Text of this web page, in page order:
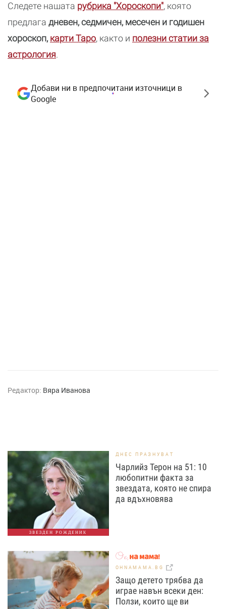
Следете нашата рубрика "Хороскопи", която
предлага дневен, седмичен, месечен и годишен
хороскоп, карти Таро, както и полезни статии за
астрология.
Добави ни в предпочитани източници в
Google
Редактор: Вяра Иванова
ЗВЕЗДЕН РОЖДЕНИК
ДНЕС ПРАЗНУВАТ
Чарлийз Терон на 51: 10
любопитни факта за
звездата, която не спира
да вдъхновява
OHNAMAMA.BG
Защо детето трябва да
играе навън всеки ден:
Ползи, които ще ви